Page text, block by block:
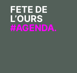
FETE DE
L’OURS
AGENDA.